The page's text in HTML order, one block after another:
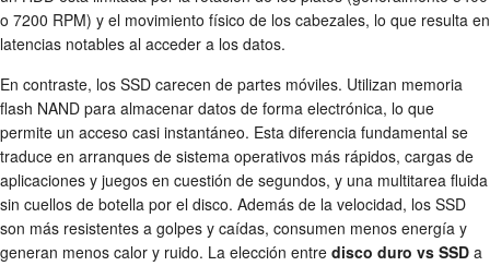
o 7200 RPM) y el movimiento físico de los cabezales, lo que resulta en
latencias notables al acceder a los datos.
En contraste, los SSD carecen de partes móviles. Utilizan memoria
flash NAND para almacenar datos de forma electrónica, lo que
permite un acceso casi instantáneo. Esta diferencia fundamental se
traduce en arranques de sistema operativos más rápidos, cargas de
aplicaciones y juegos en cuestión de segundos, y una multitarea fluida
sin cuellos de botella por el disco. Además de la velocidad, los SSD
son más resistentes a golpes y caídas, consumen menos energía y
generan menos calor y ruido. La elección entre disco duro vs SSD a